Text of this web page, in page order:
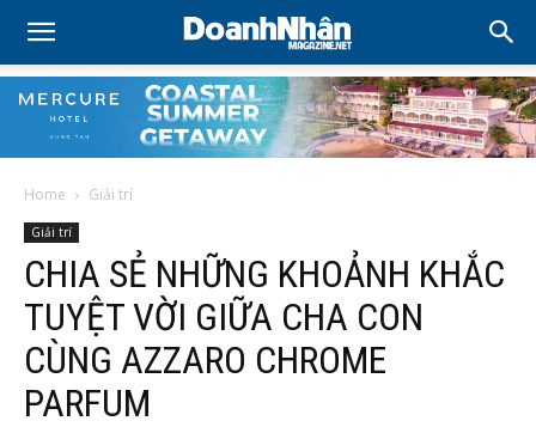
Home Giải trí
Giải trí
CHIA SẺ NHỮNG KHOẢNH KHẮC
TUYỆT VỜI GIỮA CHA CON
CÙNG AZZARO CHROME
PARFUM